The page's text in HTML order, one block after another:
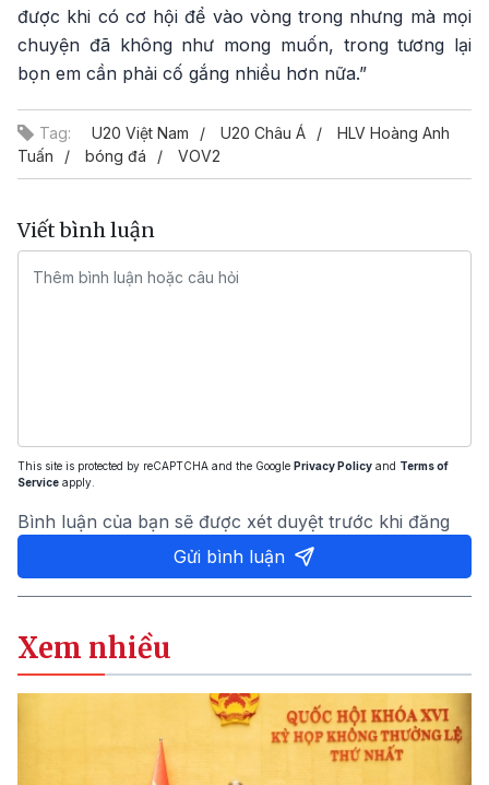
được khi có cơ hội để vào vòng trong nhưng mà mọi
chuyện đã không như mong muốn, trong tương lại
bọn em cần phải cố gắng nhiều hơn nữa.”
Tag: U20 Việt Nam U20 Châu Á
HLV Hoàng Anh
Tuấn
bóng đá VOV2
Viết bình luận
This site is protected by reCAPTCHA and the Google Privacy Policy and Terms of
Service apply.
Bình luận của bạn sẽ được xét duyệt trước khi đăng
Gửi bình luận
Xem nhiều